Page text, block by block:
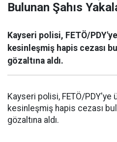
Bulunan Şahıs
Kayseri polisi, FETÖ/
kesinleşmiş hapis cezası
gözaltına aldı.
Kayseri polisi, FETÖ/PDY'ye
kesinleşmiş hapis cezası
gözaltına aldı.